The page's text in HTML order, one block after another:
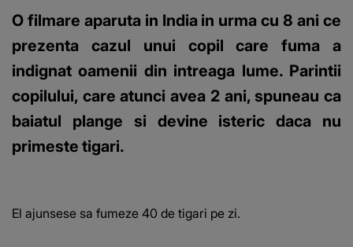
O filmare aparuta in India in urma cu 8 ani ce
prezenta cazul unui copil care fuma a
indignat oamenii din intreaga lume. Parintii
copilului, care atunci avea 2 ani, spuneau ca
baiatul plange si devine isteric daca nu
primeste tigari.
El ajunsese sa fumeze 40 de tigari pe zi.